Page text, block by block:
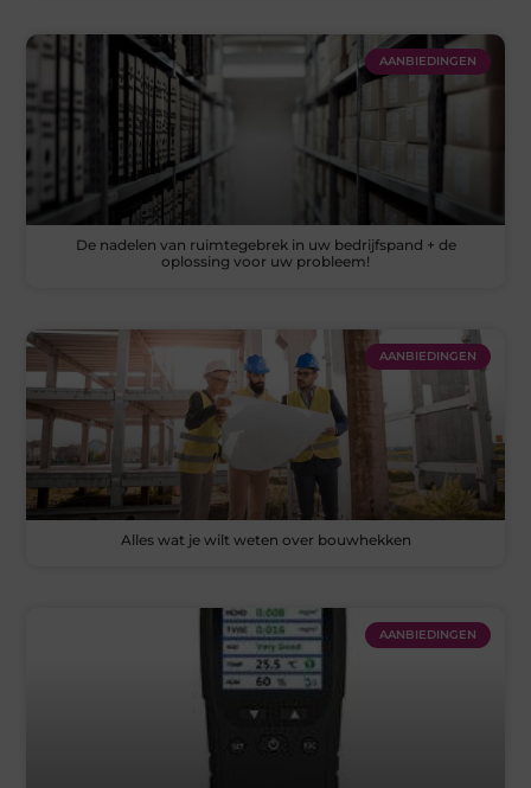
AANBIEDINGEN
De nadelen van ruimtegebrek in uw bedrijfspand + de
oplossing voor uw probleem!
AANBIEDINGEN
Alles wat je wilt weten over bouwhekken
AANBIEDINGEN